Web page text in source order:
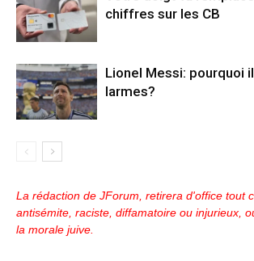
chiffres sur les CB
Lionel Messi: pourquoi
larmes?
La rédaction de JForum, retirera d'office tout
antisémite, raciste, diffamatoire ou injurieux,
la morale juive.